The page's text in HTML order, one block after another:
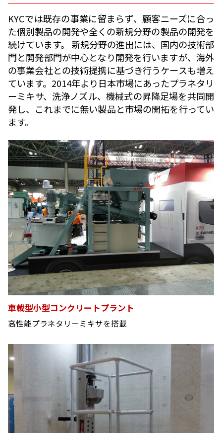
KYCでは既存の事業に留まらず、顧客ニーズに合っ
た個別製品の開発や全くの新規分野の製品の開発を
続けています。 新規分野の進出には、国内の技術部
門と開発部門が中心となり開発を行いますが、海外
の事業会社との技術提携に基づき行うケースも増え
ています。2014年より日本市場にあったプラネタリ
ーミキサ、洗浄ノズル、機械式の昇降足場を共同開
発し、これまでに無い製品と市場の開拓を行ってい
ます。
車載型小型コンクリートプラント
高性能プラネタリーミキサを搭載